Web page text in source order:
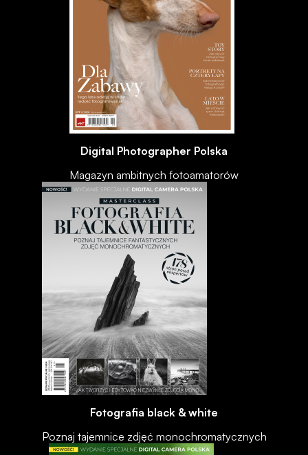
Digital Photographer Polska
Magazyn ambitnych fotoamatorów
Fotografia black & white
Poznaj tajemnice zdjęć monochromatycznych